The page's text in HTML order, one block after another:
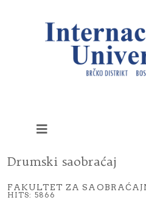
Drumski saobraćaj
FAKULTET ZA
HITS: 5866